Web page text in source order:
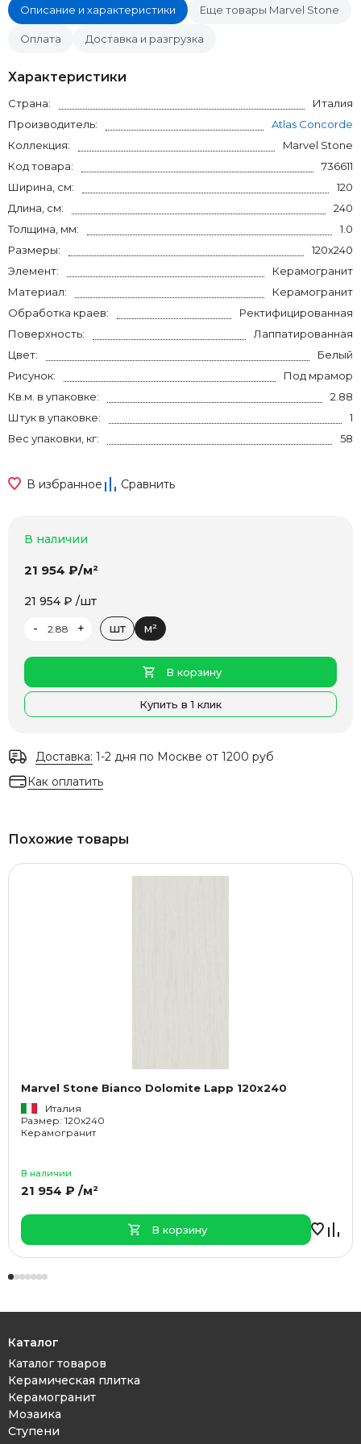
Описание и характеристики Еще товары Marvel Stone
Оплата Доставка и разгрузка
Характеристики
Страна:
Италия
Производитель:
Atlas Concorde
Коллекция:
Marvel Stone
Код товара:
736611
Ширина, см:
120
Длина, см:
240
Толщина, мм:
1.0
Размеры:
120x240
Элемент:
Керамогранит
Материал:
Керамогранит
Обработка краев:
Ректифицированная
Поверхность:
Лаппатированная
Цвет:
Белый
Рисунок:
Под мрамор
Кв.м. в упаковке:
2.88
Штук в упаковке:
1
Вес упаковки, кг:
58
В избранное Сравнить
В наличии
21 954 ₽/м²
21 954 ₽ /шт
-
+ шт м²
В корзину
Купить в 1 клик
Доставка: 1-2 дня по Москве от 1200 руб
Как оплатить
Похожие товары
Marvel Stone Bianco Dolomite Lapp 120x240
Италия
Размер: 120x240
Керамогранит
В наличии
21 954 ₽ /м²
В корзину
Каталог
Каталог товаров
Керамическая плитка
Керамогранит
Мозаика
Ступени